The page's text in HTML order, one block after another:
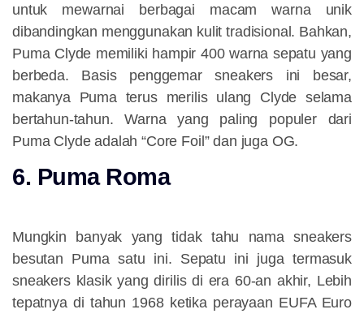
untuk mewarnai berbagai macam warna unik
dibandingkan menggunakan kulit tradisional. Bahkan,
Puma Clyde memiliki hampir 400 warna sepatu yang
berbeda. Basis penggemar sneakers ini besar,
makanya Puma terus merilis ulang Clyde selama
bertahun-tahun. Warna yang paling populer dari
Puma Clyde adalah “Core Foil” dan juga OG.
6. Puma Roma
Mungkin banyak yang tidak tahu nama sneakers
besutan Puma satu ini. Sepatu ini juga termasuk
sneakers klasik yang dirilis di era 60-an akhir, Lebih
tepatnya di tahun 1968 ketika perayaan EUFA Euro